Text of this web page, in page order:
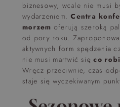
biznesowy, wcale nie musi
wydarzeniem.Centra
morzem oferują szeroką
od pory roku.
aktywnych form spędzenia
nie musi martwić sięco
Wręcz przeciwnie, czas
staje się wyczekiwanym